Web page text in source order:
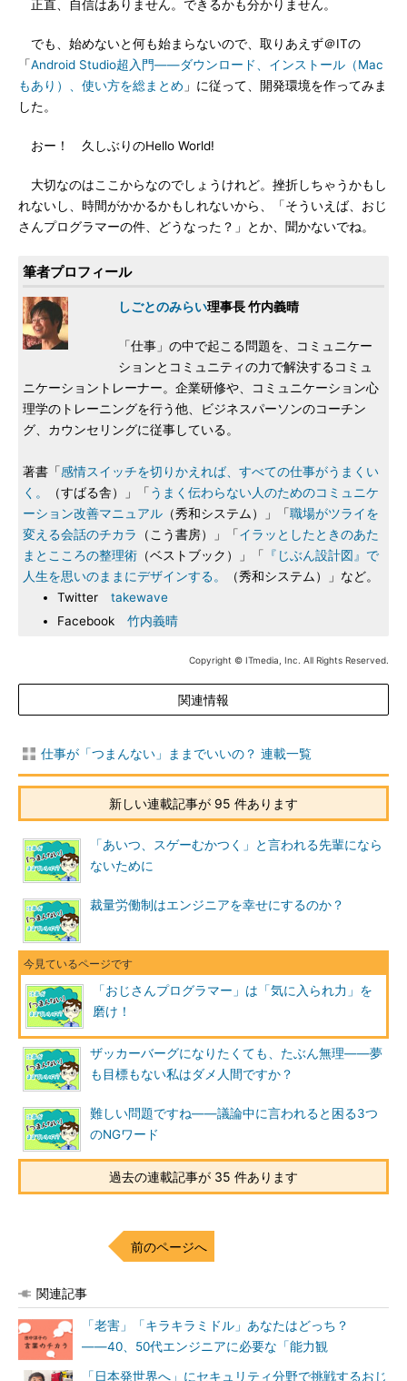
正直、自信はありません。できるかも分かりません。
でも、始めないと何も始まらないので、取りあえず＠ITの
「Android Studio超入門――ダウンロード、インストール（Mac
もあり）、使い方を総まとめ 」に従って、開発環境を作ってみま
した。
おー！ 久しぶりのHello World!
大切なのはここからなのでしょうけれど。挫折しちゃうかもし
れないし、時間がかかるかもしれないから、「そういえば、おじ
さんプログラマーの件、どうなった？」とか、聞かないでね。
筆者プロフィール
しごとのみらい理事長 竹内義晴
「仕事」の中で起こる問題を、コミュニケー
ションとコミュニティの力で解決するコミュ
ニケーショントレーナー。企業研修や、コミュニケーション心
理学のトレーニングを行う他、ビジネスパーソンのコーチン
グ、カウンセリングに従事している。
著書「感情スイッチを切りかえれば、すべての仕事がうまくい
く。
（すばる舎）」「 うまく伝わらない人のためのコミュニケ
ーション改善マニュアル （秀和システム）」「職場がツライを
変える会話のチカラ
（こう書房）」「イラッとしたときのあた
まとこころの整理術 （ベストブック）」「
『じぶん設計図』で
人生を思いのままにデザインする。
（秀和システム）」など。
Twitter takewave
Facebook 竹内義晴
Copyright © ITmedia, Inc. All Rights Reserved.
関連情報
仕事が「つまんない」ままでいいの？ 連載一覧
新しい連載記事が 95 件あります
「あいつ、スゲーむかつく」と言われる先輩になら
ないために
裁量労働制はエンジニアを幸せにするのか？
「おじさんプログラマー」は「気に入られ力」を
磨け！
ザッカーバーグになりたくても、たぶん無理――夢
も目標もない私はダメ人間ですか？
難しい問題ですね――議論中に言われると困る3つ
のNGワード
過去の連載記事が 35 件あります
前のページへ
関連記事
「老害」「キラキラミドル」あなたはどっち？
――40、50代エンジニアに必要な「能力観
「日本発世界へ」にセキュリティ分野で挑戦するおじ